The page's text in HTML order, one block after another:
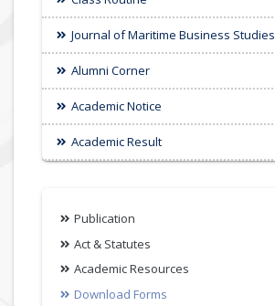
Journal of Maritime Business Studies
Alumni Corner
Academic Notice
Academic Result
Publication
Act & Statutes
Academic Resources
Download Forms